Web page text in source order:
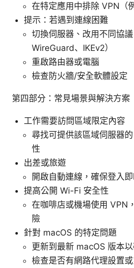
在特定應用中排除 VPN（
提示：若遇到連線困難
切換伺服器、改用不同協議
WireGuard、IKEv2）
重啟路由器或電腦
檢查防火牆/安全軟體設定
第四部分：常見場景與解決方案
工作需要訪問區域限定內容
尋找可提供該區域伺服器
性
出差或旅遊
開啟自動連線，確保登入
提高公開 Wi-Fi 安全性
在咖啡店或機場使用 VPN
險
針對 macOS 的特定問題
更新到最新 macOS 版本
檢查是否有網路代理設置